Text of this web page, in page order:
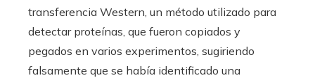
transferencia Western, un método utilizado para
detectar proteínas, que fueron copiados y
pegados en varios experimentos, sugiriendo
falsamente que se había identificado una